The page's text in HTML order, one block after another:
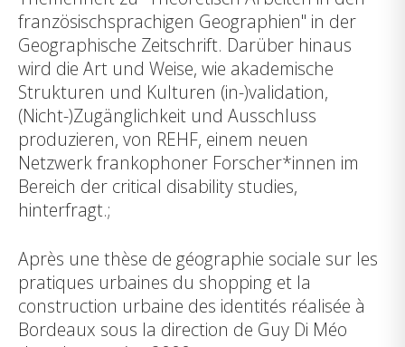
französischsprachigen Geographien" in der
Geographische Zeitschrift. Darüber hinaus
wird die Art und Weise, wie akademische
Strukturen und Kulturen (in-)validation,
(Nicht-)Zugänglichkeit und Ausschluss
produzieren, von REHF, einem neuen
Netzwerk frankophoner Forscher*innen im
Bereich der critical disability studies,
hinterfragt.;
Après une thèse de géographie sociale sur les
pratiques urbaines du shopping et la
construction urbaine des identités réalisée à
Bordeaux sous la direction de Guy Di Méo